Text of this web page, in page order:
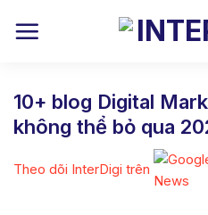
10+ blog Digital
không thể bỏ qua
Theo dõi InterDigi trên